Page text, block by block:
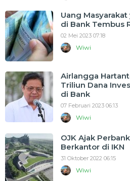
Uang
di Bank Tembus
02 Mei 2023 07:18
Wiwi
Airlangga
Triliun Dana
di Bank
07 Februari 2023 06:13
Wiwi
OJK Ajak
Berkantor di IKN
31 Oktober 2022 06:15
Wiwi